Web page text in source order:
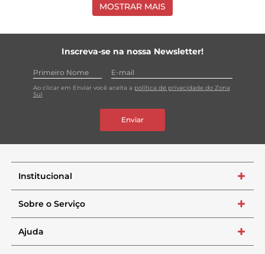
MOSTRAR MAIS
Inscreva-se na nossa Newsletter!
Ao clicar em Enviar você aceita a política de privacidade do Zona
Sul
Enviar
Institucional +
Sobre o Serviço +
Ajuda +